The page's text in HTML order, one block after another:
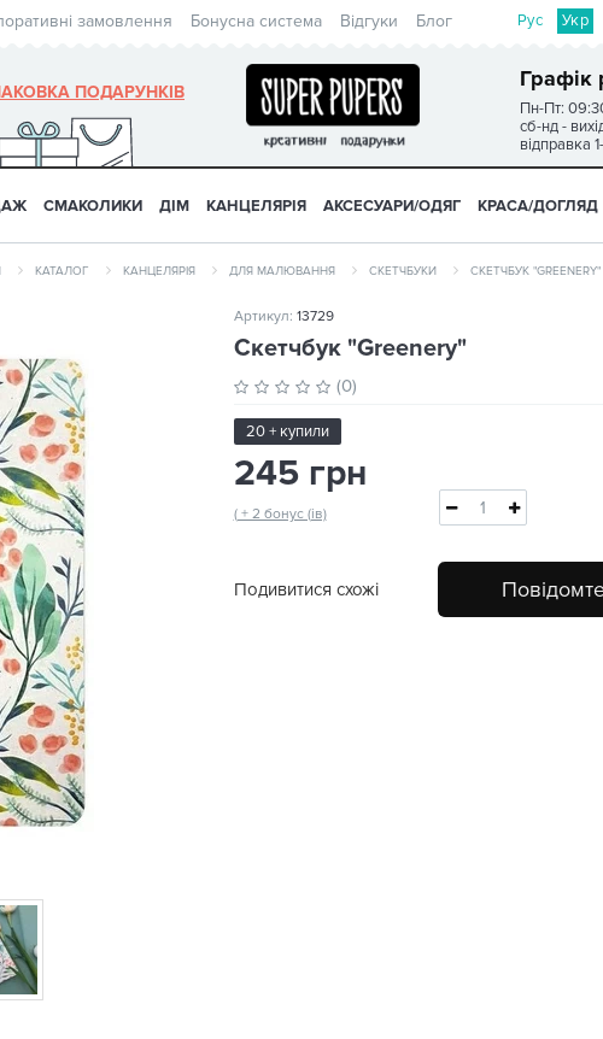
замовлення Бонусна система Відгуки Блог Рус Укр
Графік
Пн-Пт:
сб-нд -
відправка
ПОДАРУНКІВ
СМАКОЛИКИ ДІМ КАНЦЕЛЯРІЯ АКСЕСУАРИ/ОДЯГ КРАСА/ДОГЛЯД
КАТАЛОГ КАНЦЕЛЯРІЯ ДЛЯ МАЛЮВАННЯ СКЕТЧБУКИ СКЕТЧБУК "GREENERY"
Артикул: 13729
Скетчбук "Greenery"
(0)
20 + купили
245 грн
( + 2 бонус (ів)
Подивитися схожі